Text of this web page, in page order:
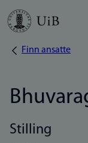
Hopp
Finn ansatte
Stilling